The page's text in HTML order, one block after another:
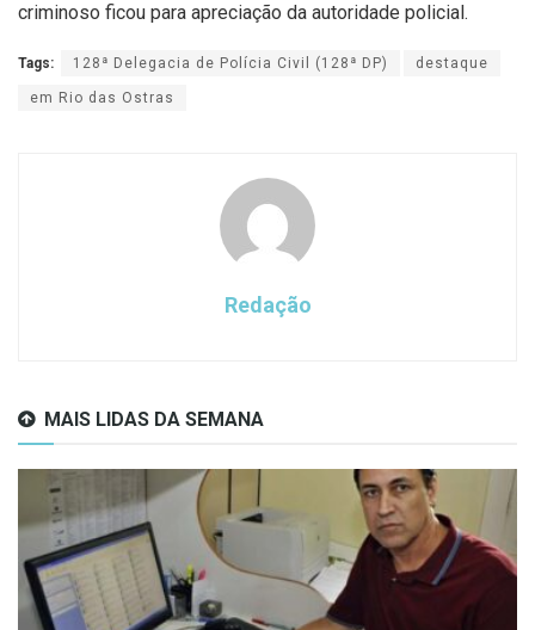
criminoso ficou para apreciação da autoridade policial.
Tags: 128ª Delegacia de Polícia Civil (128ª DP) destaque
em Rio das Ostras
Redação
MAIS LIDAS DA SEMANA